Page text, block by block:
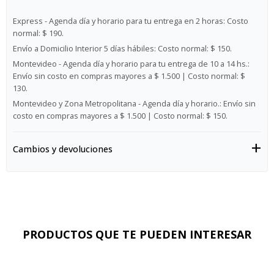
Express - Agenda día y horario para tu entrega en 2 horas: Costo
normal: $ 190.
Envío a Domicilio Interior 5 días hábiles: Costo normal: $ 150.
Montevideo - Agenda día y horario para tu entrega de 10 a 14 hs.:
Envío sin costo en compras mayores a $ 1.500 | Costo normal: $
130.
Montevideo y Zona Metropolitana - Agenda día y horario.: Envío sin
costo en compras mayores a $ 1.500 | Costo normal: $ 150.
Cambios y devoluciones
PRODUCTOS QUE TE PUEDEN INTERESAR